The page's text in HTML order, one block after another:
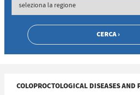
COLOPROCTOLOGICAL DISEASES AND